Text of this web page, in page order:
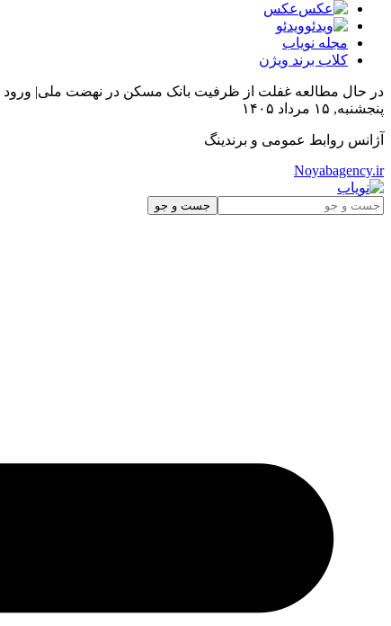
عکس
ویدئو
مجله نویاب
کلاب برند ویژن
در حال مطالعه غفلت از ظرفیت بانک مسکن در نهضت ملی| ورود
پنجشنبه, ۱۵ مرداد ۱۴۰۵
آژانس روابط عمومی و برندینگ
Noyabagency.ir